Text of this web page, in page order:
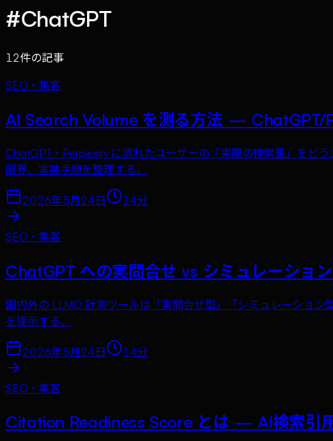
#ChatGPT
12件の記事
SEO・集客
AI Search Volume を測る方法 — ChatGPT/
ChatGPT・Perplexity に流れたユーザーの「実際の検索量」をど
限界、実装手順を整理する。
2026年5月24日 14分
SEO・集客
ChatGPT への実問合せ vs シミュレーショ
国内外の LLMO 計測ツールは「実問合せ型」「シミュレーショ
を提示する。
2026年5月24日 14分
SEO・集客
Citation Readiness Score とは — AI検索引